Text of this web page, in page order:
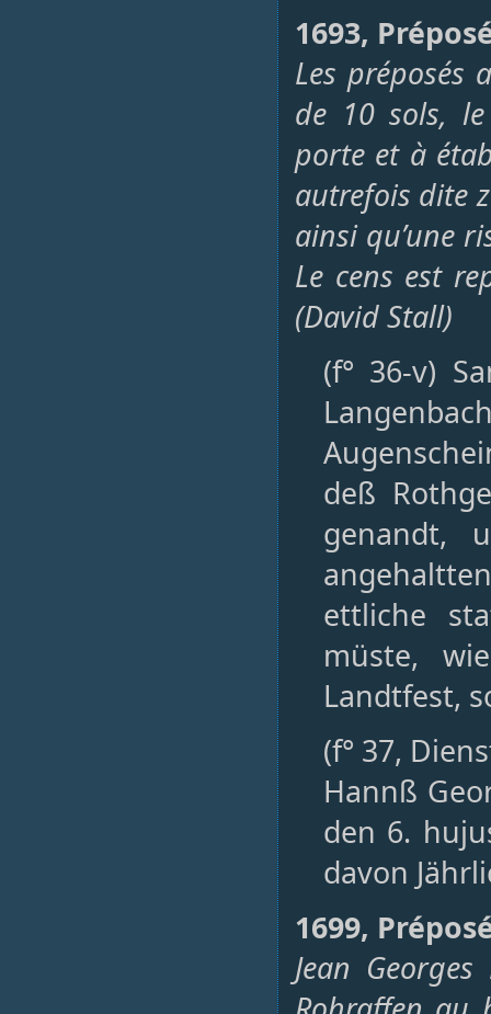
1693,
Les préposés
de 10 sols,
porte et à
autrefois dite
ainsi qu’une
Le cens est
(David Stall)
(f° 36-v)
deß
genandt,
ettliche
müste,
Landtfest,
(f° 37,
Hannß
den 6.
davon
1699,
Jean